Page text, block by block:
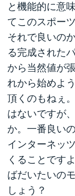
と機能的に意
てこのスポー
それで良いの
る完成された
から当然値が
れから始めよ
頂くのもねぇ
はないですが
か。一番良い
インターネッ
くることです
ばだいたいの
しょう？